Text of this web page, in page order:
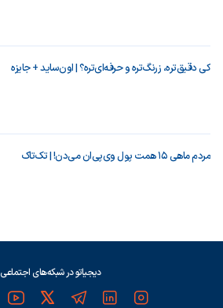
کی دقیق‌تره، زرنگ‌تره و حرفه‌ای‌تره؟ | اون‌ساید + جایزه
مردم ماهی ۱۵ همت پول وی‌پی‌ان می‌دن! | تک‌تاک
دیجیاتو در شبکه‌های اجتماعی